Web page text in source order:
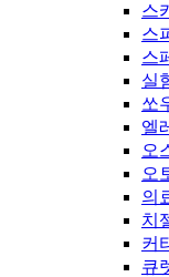
스
스
스
실
쏘
엘
오
오
의
치
커
큐